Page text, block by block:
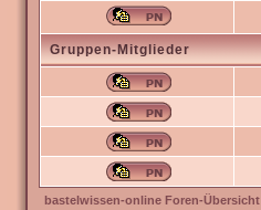
Gruppen-Mitglieder
bastelwissen-online Foren-Übersicht